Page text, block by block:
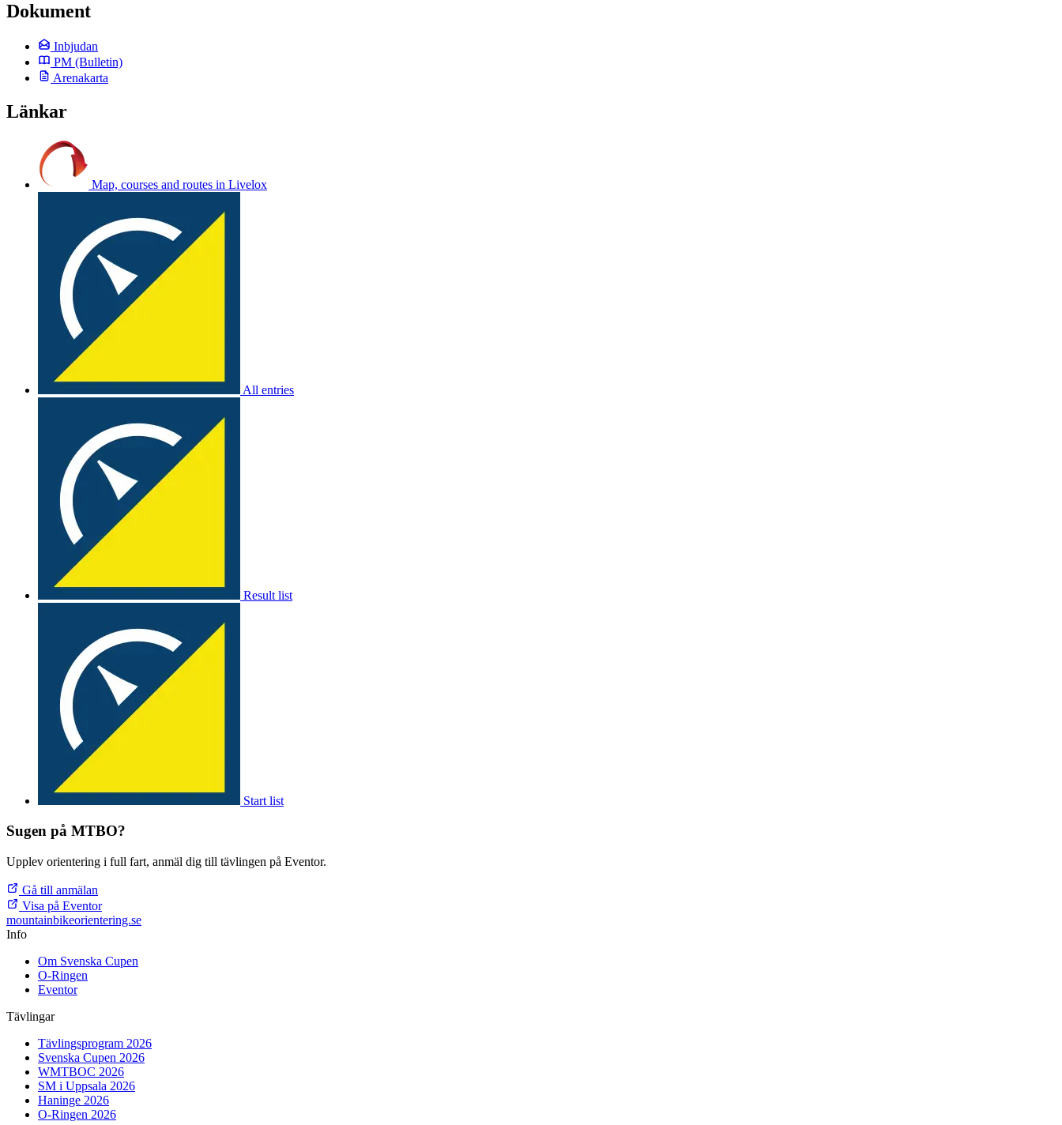
Dokument
Inbjudan
PM (Bulletin)
Arenakarta
Länkar
Map, courses and routes in Livelox
All entries
Result list
Start list
Sugen på MTBO?
Upplev orientering i full fart, anmäl dig till tävlingen på Eventor.
Gå till anmälan
Visa på Eventor
mountainbikeorientering.se
Info
Om Svenska Cupen
O-Ringen
Eventor
Tävlingar
Tävlingsprogram 2026
Svenska Cupen 2026
WMTBOC 2026
SM i Uppsala 2026
Haninge 2026
O-Ringen 2026